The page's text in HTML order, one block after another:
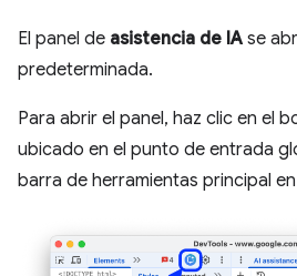
El panel de asistencia de IA se
predeterminada.
Para abrir el panel, haz clic en el
ubicado en el punto de entrada
barra de herramientas principal